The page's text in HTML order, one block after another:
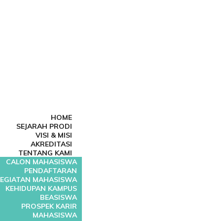
HOME
SEJARAH PRODI
VISI & MISI
AKREDITASI
TENTANG KAMI
CALON MAHASISWA
PENDAFTARAN
MAHASISWA
KEHIDUPAN KAMPUS
BEASISWA
PROSPEK KARIR
MAHASISWA